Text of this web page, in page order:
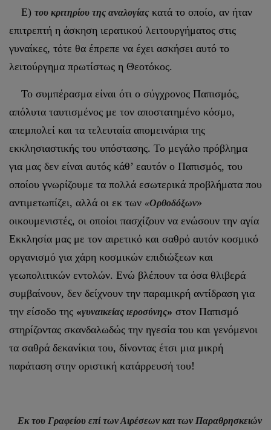
Ε) του κριτηρίου της αναλογίας κατά το οποίο, αν ήταν
επιτρεπτή η άσκηση ιερατικού λειτουργήματος στις
γυναίκες, τότε θα έπρεπε να έχει ασκήσει αυτό το
λειτούργημα πρωτίστως η Θεοτόκος.
Το συμπέρασμα είναι ότι ο σύγχρονος Παπισμός,
απόλυτα ταυτισμένος με τον αποστατημένο κόσμο,
απεμπολεί και τα τελευταία απομεινάρια της
εκκλησιαστικής του υπόστασης. Το μεγάλο πρόβλημα
για μας δεν είναι αυτός κάθ’ εαυτόν ο Παπισμός, του
οποίου γνωρίζουμε τα πολλά εσωτερικά προβλήματα που
αντιμετωπίζει, αλλά οι εκ των «Ορθοδόξων»
οικουμενιστές, οι οποίοι πασχίζουν να ενώσουν την αγία
Εκκλησία μας με τον αιρετικό και σαθρό αυτόν κοσμικό
οργανισμό για χάρη κοσμικών επιδιώξεων και
γεωπολιτικών εντολών. Ενώ βλέπουν τα όσα θλιβερά
συμβαίνουν, δεν δείχνουν την παραμικρή αντίδραση για
την είσοδο της «γυναικείας ιεροσύνης» στον Παπισμό
στηρίζοντας σκανδαλωδώς την ηγεσία του και γενόμενοι
τα σαθρά δεκανίκια του, δίνοντας έτσι μια μικρή
παράταση στην οριστική κατάρρευσή του!
Εκ του Γραφείου επί των Αιρέσεων και των Παραθρησκειών